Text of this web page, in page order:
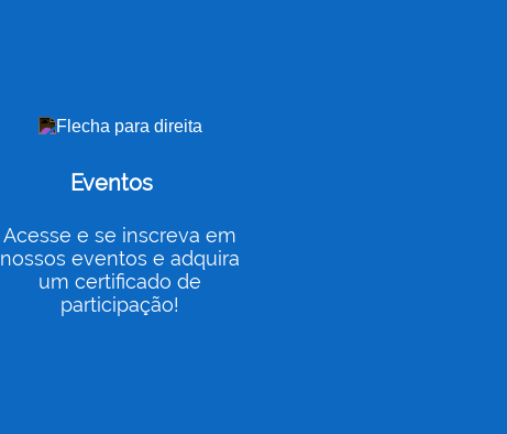
Eventos
Acesse e se inscreva em
nossos eventos e adquira
um certificado de
participação!